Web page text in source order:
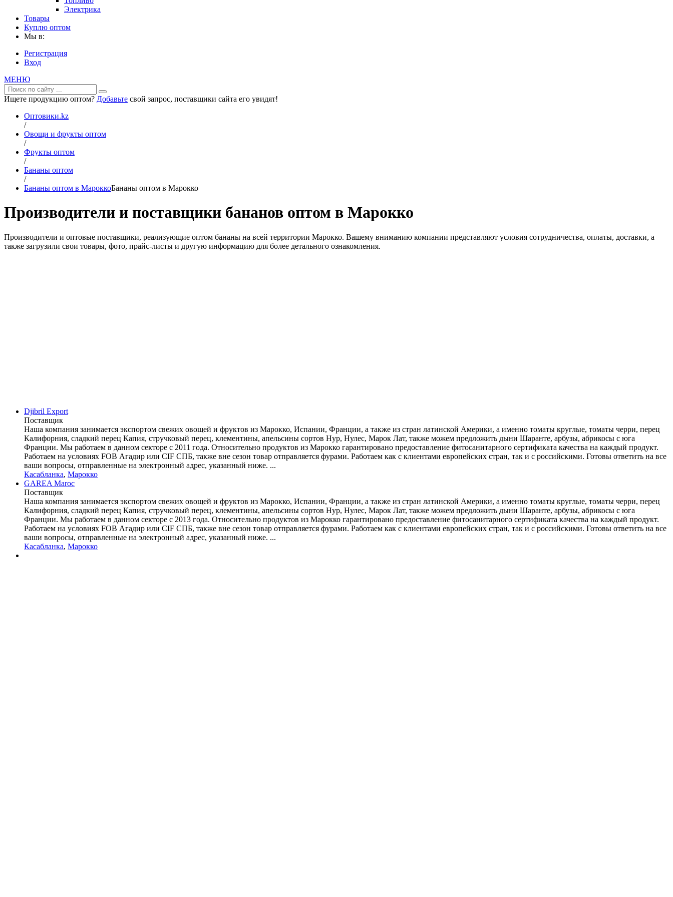
Электрика
Товары
Куплю оптом
Мы в:
Регистрация
Вход
МЕНЮ
Ищете продукцию оптом? Добавьте свой запрос, поставщики сайта его увидят!
Оптовики.kz
/
Овощи и фрукты оптом
/
Фрукты оптом
/
Бананы оптом
/
Бананы оптом в МароккоБананы оптом в Марокко
Производители и поставщики бананов оптом в Марокко
Производители и оптовые поставщики, реализующие оптом бананы на всей территории Марокко. Вашему вниманию компании представляют условия сотрудничества, оплаты, доставки, а
также загрузили свои товары, фото, прайс-листы и другую информацию для более детального ознакомления.
Djibril Export
Поставщик
Наша компания занимается экспортом свежих овощей и фруктов из Марокко, Испании, Франции, а также из стран латинской Америки, а именно томаты круглые, томаты черри, перец
Калифорния, сладкий перец Капия, стручковый перец, клементины, апельсины сортов Нур, Нулес, Марок Лат, также можем предложить дыни Шаранте, арбузы, абрикосы с юга
Франции. Мы работаем в данном секторе с 2011 года. Относительно продуктов из Марокко гарантировано предоставление фитосанитарного сертификата качества на каждый продукт.
Работаем на условиях FOB Агадир или CIF СПБ, также вне сезон товар отправляется фурами. Работаем как с клиентами европейских стран, так и с российскими. Готовы ответить на все
ваши вопросы, отправленные на электронный адрес, указанный ниже. ...
Касабланка, Марокко
GAREA Maroc
Поставщик
Наша компания занимается экспортом свежих овощей и фруктов из Марокко, Испании, Франции, а также из стран латинской Америки, а именно томаты круглые, томаты черри, перец
Калифорния, сладкий перец Капия, стручковый перец, клементины, апельсины сортов Нур, Нулес, Марок Лат, также можем предложить дыни Шаранте, арбузы, абрикосы с юга
Франции. Мы работаем в данном секторе с 2013 года. Относительно продуктов из Марокко гарантировано предоставление фитосанитарного сертификата качества на каждый продукт.
Работаем на условиях FOB Агадир или CIF СПБ, также вне сезон товар отправляется фурами. Работаем как с клиентами европейских стран, так и с российскими. Готовы ответить на все
ваши вопросы, отправленные на электронный адрес, указанный ниже. ...
Касабланка, Марокко